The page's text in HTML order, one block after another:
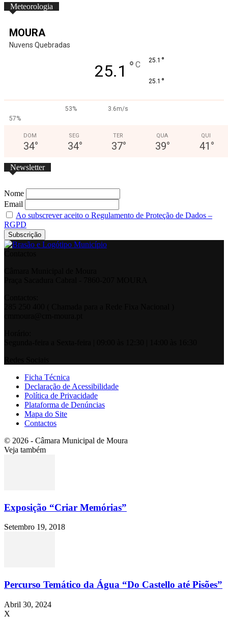
Meteorologia
MOURA
Nuvens Quebradas
25.1 ° C 25.1 °
25.1 °
53%
3.6m/s
57%
DOM
34°
SEG
34°
TER
37°
QUA
39°
QUI
41 °
Newsletter
Nome
Email
Ao subscrever aceito o Regulamento de Proteção de Dados –
RGPD
Ficha Técnica
Declaração de Acessibilidade
Política de Privacidade
Plataforma de Denúncias
Mapa do Site
Contactos
© 2026 - Câmara Municipal de Moura
Veja também
Exposição “Criar Memórias”
Setembro 19, 2018
Percurso Temático da Água “Do Castello até Pisões”
Abril 30, 2024
X